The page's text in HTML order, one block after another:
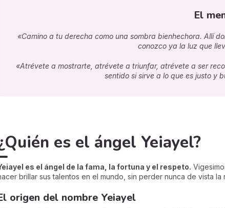
El
«Camino a tu derecha como una sombra bienhechora. Allí
conozco ya la luz que
«Atrévete a mostrarte, atrévete a triunfar, atrévete a ser
sentido si sirve a lo que es justo y
es el ángel Yeiayel?
es el ángel de la fama, la fortuna y el respeto.
brillar sus talentos en el mundo, sin perder nunca de vista la
origen del nombre Yeiayel